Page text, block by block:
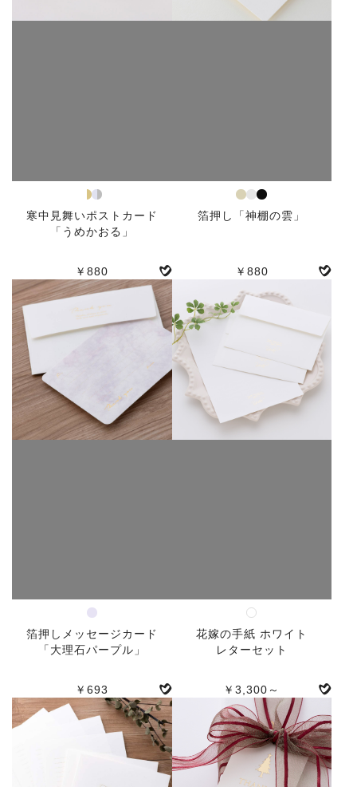
寒中見舞いポストカード
「うめかおる」
￥880
箔押し「神棚の雲」
￥880
人気
箔押しメッセージカード
「大理石パープル」
￥693
花嫁の手紙 ホワイト
レターセット
￥3,300～